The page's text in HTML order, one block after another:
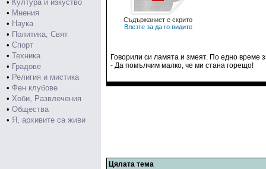
• Култура и изкуство
• Мнения
• Наука
• Политика, Свят
• Спорт
• Техника
• Градове
• Религия и мистика
• Фен клубове
• Хоби, Развлечения
• Общества
• Я, архивите са живи
Съдържаниет е скрито
Влезте за да го видите
Говорили си ламята и змеят. По едно време
- Да помълчим малко, че ми стана горещо!
Цялата тема